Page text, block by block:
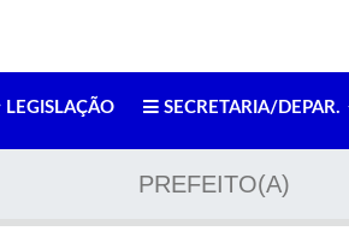
LEGISLAÇÃO SECRETARIA/DEPAR.
PREFEITO(A)